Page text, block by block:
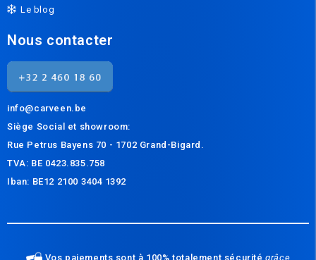
Le blog
Nous contacter
info@carveen.be
Siège Social et showroom:
Rue Petrus Bayens 70 - 1702 Grand-Bigard.
TVA: BE 0423.835.758
Iban: BE12 2100 3404 1392
Vos paiements sont à 100% totalement sécuritégrâce